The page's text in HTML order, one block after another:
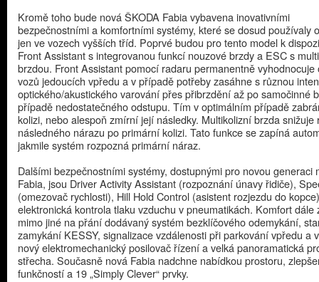
Kromě toho bude nová ŠKODA Fabia vybavena inovativními
bezpečnostními a komfortními systémy, které se dosud používaly
jen ve vozech vyšších tříd. Poprvé budou pro tento model k
Front Assistant s integrovanou funkcí nouzové brzdy a ESC s
brzdou. Front Assistant pomocí radaru permanentně vyhodnocuje
vozů jedoucích vpředu a v případě potřeby zasáhne s různou
optického/akustického varování přes přibrzdění až po samočinné
případě nedostatečného odstupu. Tím v optimálním případě
kolizi, nebo alespoň zmírní její následky. Multikolizní brzda snižuje
následného nárazu po primární kolizi. Tato funkce se zapíná
jakmile systém rozpozná primární náraz.
Dalšími bezpečnostními systémy, dostupnými pro novou generaci
Fabia, jsou Driver Activity Assistant (rozpoznání únavy řidiče),
(omezovač rychlosti), Hill Hold Control (asistent rozjezdu do
elektronická kontrola tlaku vzduchu v pneumatikách. Komfort dále
mimo jiné na přání dodávaný systém bezklíčového odemykání,
zamykání KESSY, signalizace vzdálenosti při parkování vpředu a
nový elektromechanický posilovač řízení a velká panoramatická
střecha. Současně nová Fabia nadchne nabídkou prostoru,
funkčností a 19 „Simply Clever“ prvky.